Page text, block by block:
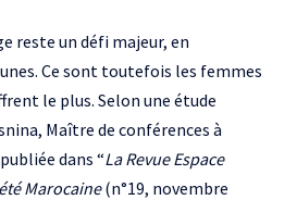
reste un défi majeur, en
Ce sont toutefois les femmes
le plus. Selon une étude
Maître de conférences à
dans “La Revue Espace
Marocaine(n°19, novembre